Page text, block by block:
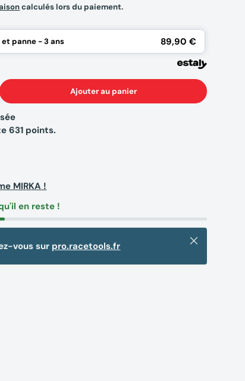
calculés lors du paiement.
et panne - 3 ans 89,90 €
Ajouter au panier
631 points.
MIRKA !
en reste !
vous sur pro.racetools.fr Fermer